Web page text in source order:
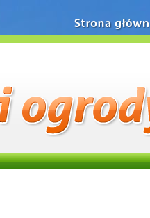
Strona główna